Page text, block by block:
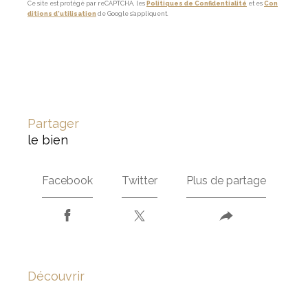
Ce site est protégé par reCAPTCHA, les Politiques de Confidentialité et es Con
ditions d'utilisation de Google s'appliquent.
partager
le bien
Facebook Twitter Plus de partage
découvrir